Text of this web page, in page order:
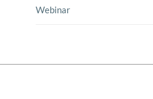
Webinar